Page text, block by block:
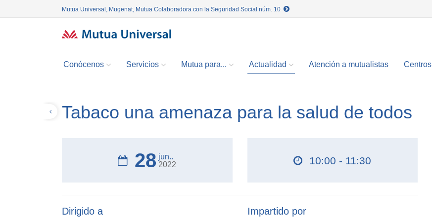
Mutua Universal, Mugenat, Mutua Colaboradora con la Seguridad Social núm. 10
Conócenos Servicios Mutua para... Actualidad Atención a mutualistas Centros
Tabaco una amenaza para la salud de todos
28 jun..
2022
10:00 - 11:30
Dirigido a Impartido por